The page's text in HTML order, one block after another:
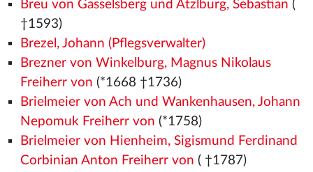
Breu von Gasselsberg und Atzlburg, Sebastian (
†1593)
Brezel, Johann (Pflegsverwalter)
Brezner von Winkelburg, Magnus Nikolaus
Freiherr von (*1668 †1736)
Brielmeier von Ach und Wankenhausen, Johann
Nepomuk Freiherr von (*1758)
Brielmeier von Hienheim, Sigismund Ferdinand
Corbinian Anton Freiherr von ( †1787)